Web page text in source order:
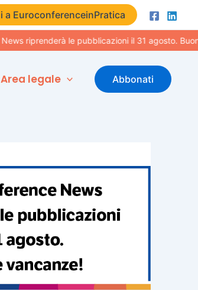
a EuroconferenceinPratica
le pubblicazioni il 31 agosto. Buone
Area legale Abbonati